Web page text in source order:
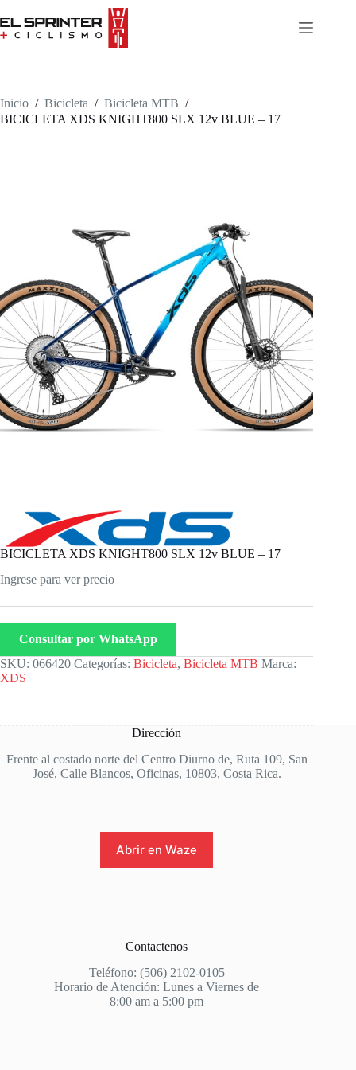
to
content
Inicio / Bicicleta / Bicicleta MTB /
BICICLETA XDS KNIGHT800 SLX 12v BLUE – 17
BICICLETA XDS KNIGHT800 SLX 12v BLUE – 17
Ingrese para ver precio
Consultar por WhatsApp
SKU: 066420 Categorías: Bicicleta, Bicicleta MTB Marca:
XDS
Dirección
Frente al costado norte del Centro Diurno de, Ruta 109, San
José, Calle Blancos, Oficinas, 10803, Costa Rica.
Abrir en Waze
Contactenos
Teléfono: (506) 2102-0105
Horario de Atención: Lunes a Viernes de
8:00 am a 5:00 pm